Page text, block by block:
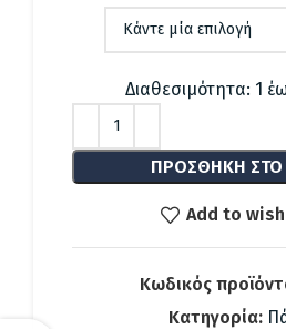
Διαθεσιμότητα: 1
ΠΡΟΣΘΉΚΗ ΣΤΟ
Add to
Κωδικός
Κατηγορία: